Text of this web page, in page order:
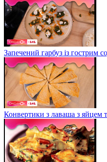
Запечений гарбуз із гострим
Конвертики з лаваша з яйцем